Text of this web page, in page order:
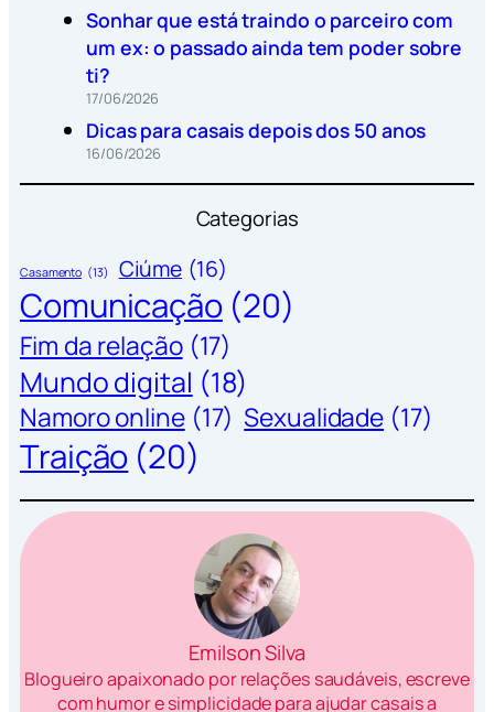
Sonhar que está traindo o parceiro com
um ex: o passado ainda tem poder sobre
ti?
17/06/2026
Dicas para casais depois dos 50 anos
16/06/2026
Categorias
Casamento (13) Ciúme (16)
Comunicação (20)
Fim da relação (17)
Mundo digital (18)
Namoro online (17) Sexualidade (17)
Traição (20)
Emilson Silva
Blogueiro apaixonado por relações saudáveis, escreve
com humor e simplicidade para ajudar casais a